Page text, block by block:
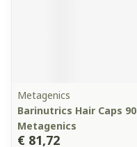
Metagenics
Barinutrics Hair Caps 90
Metagenics
€ 81,72